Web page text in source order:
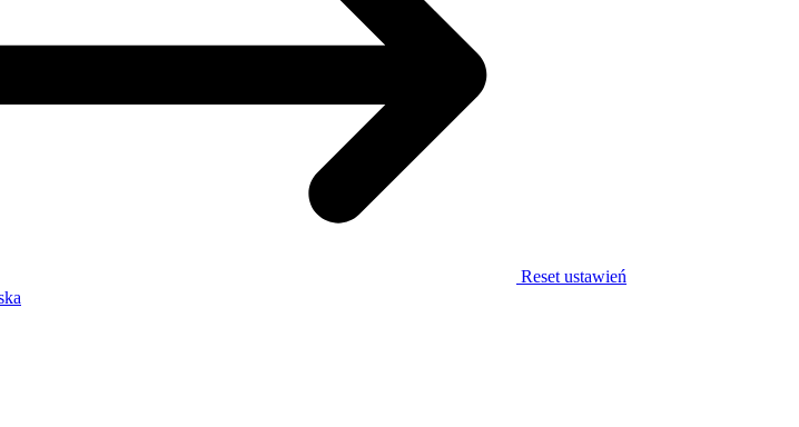
Reset ustawień